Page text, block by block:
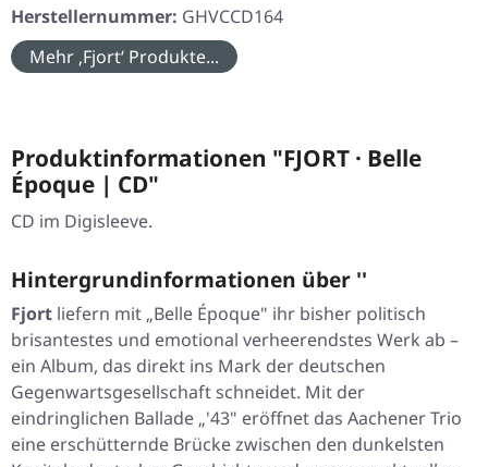
Herstellernummer: GHVCCD164
Mehr ‚Fjort‘ Produkte...
Produktinformationen "FJORT · Belle
Époque | CD"
CD im Digisleeve.
Hintergrundinformationen über ''
Fjort liefern mit „Belle Époque" ihr bisher politisch
brisantestes und emotional verheerendstes Werk ab –
ein Album, das direkt ins Mark der deutschen
Gegenwartsgesellschaft schneidet. Mit der
eindringlichen Ballade „'43" eröffnet das Aachener Trio
eine erschütternde Brücke zwischen den dunkelsten